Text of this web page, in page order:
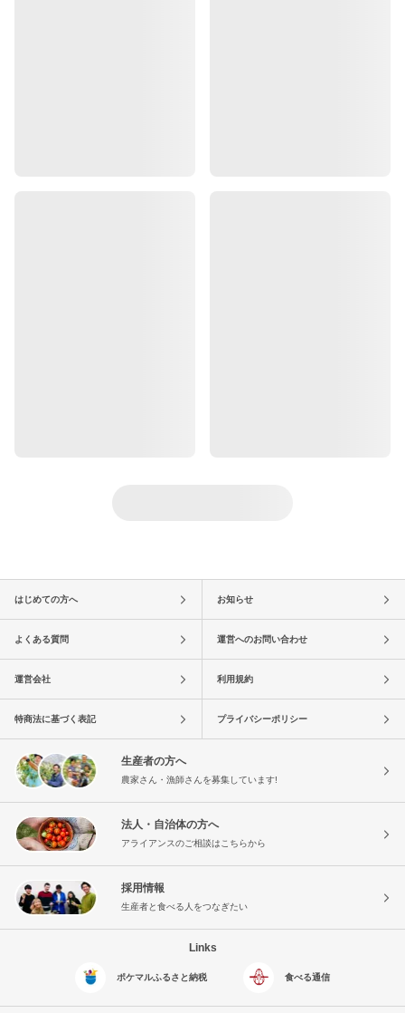
はじめての方へ お知らせ
よくある質問 運営へのお問い合わせ
運営会社 利用規約
特商法に基づく表記 プライバシーポリシー
生産者の方へ
農家さん・漁師さんを募集しています!
法人・自治体の方へ
アライアンスのご相談はこちらから
採用情報
生産者と食べる人をつなぎたい
Links
ポケマルふるさと納税 食べる通信